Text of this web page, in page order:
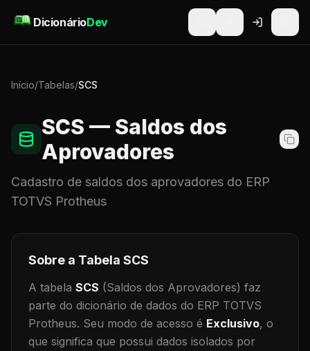
DicionárioDev
Início/Tabelas/SCS
SCS — Saldos dos
Aprovadores
Cadastro de saldos dos aprovadores do ERP
TOTVS Protheus
Sobre a Tabela SCS
A tabela SCS (Saldos dos Aprovadores) faz
parte do dicionário de dados do ERP TOTVS
Protheus. Seu modo de acesso é Exclusivo, o
que significa que possui dados isolados por